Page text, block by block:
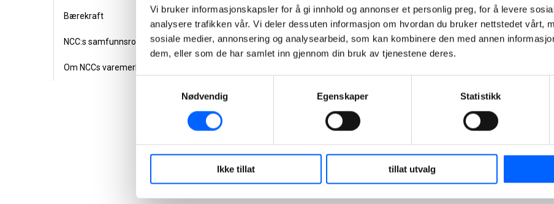
Vi bruker informasjonskapsler for å gi innhold og annonser et personlig preg, for å levere
analysere trafikken vår. Vi deler dessuten informasjon om hvordan du bruker nettstedet vårt,
sosiale medier, annonsering og analysearbeid, som kan kombinere den med annen
dem, eller som de har samlet inn gjennom din bruk av tjenestene deres.
Nødvendig
Egenskaper Statistikk
Ikke tillat tillat utvalg
Bærekraft
NCC:s samfunnsrolle
Om NCCs varemerke
Heimdahl
Manager,
Media
Relations
Norway,
Group
+47 951
Send